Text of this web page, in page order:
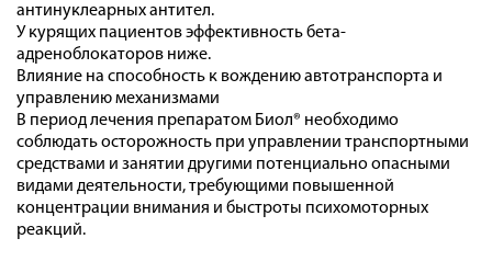
антинуклеарных антител.
У курящих пациентов эффективность бета-
адреноблокаторов ниже.
Влияние на способность к вождению автотранспорта и
управлению механизмами
В период лечения препаратом Биол® необходимо
соблюдать осторожность при управлении транспортными
средствами и занятии другими потенциально опасными
видами деятельности, требующими повышенной
концентрации внимания и быстроты психомоторных
реакций.